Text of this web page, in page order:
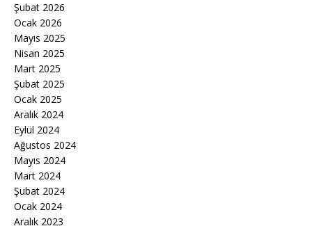
Şubat 2026
Ocak 2026
Mayıs 2025
Nisan 2025
Mart 2025
Şubat 2025
Ocak 2025
Aralık 2024
Eylül 2024
Ağustos 2024
Mayıs 2024
Mart 2024
Şubat 2024
Ocak 2024
Aralık 2023